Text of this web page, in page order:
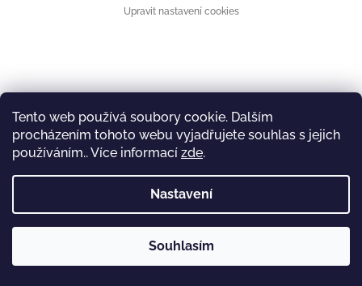
Tento web používá soubory cookie. Dalším
procházením tohoto webu vyjadřujete souhlas s jejich
používáním.. Více informací zde.
Nastavení
Souhlasím
Upravit nastavení cookies